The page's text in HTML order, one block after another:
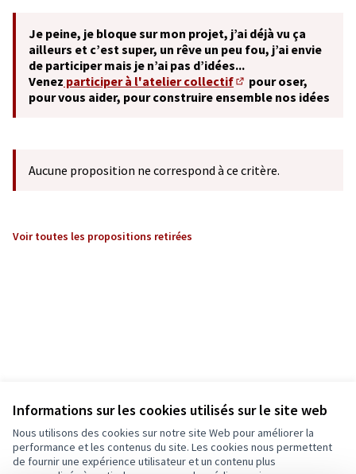
Informations sur les cookies utilisés sur le site web
Nous utilisons des cookies sur notre site Web pour améliorer la
performance et les contenus du site. Les cookies nous permettent
de fournir une expérience utilisateur et un contenu plus
Je peine, je bloque sur mon projet, j’ai déjà vu ça
ailleurs et c’est super, un rêve un peu fou, j’ai envie
de participer mais je n’ai pas d’idées...
Venez participer à l'atelier collectif
(S'ouvre dans un
pour oser,
pour vous aider, pour construire ensemble nos idées
Aucune proposition ne correspond à ce critère.
Voir toutes les propositions retirées